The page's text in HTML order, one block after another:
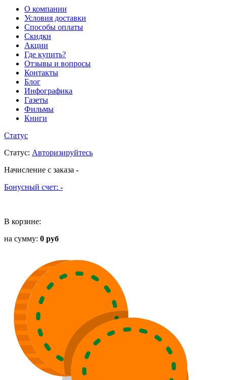
О компании
Условия доставки
Способы оплаты
Скидки
Акции
Где купить?
Отзывы и вопросы
Контакты
Блог
Инфографика
Газеты
Фильмы
Книги
Статус
Статус: Авторизируйтесь
Начисление с заказа -
Бонусный счет: -
В корзине:
на сумму: 0 руб